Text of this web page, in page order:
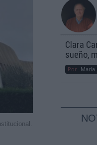
Clara
sueño,
Por María